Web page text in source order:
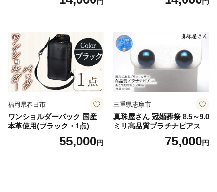
ニタリー ユニ・チャーム
ージュ3枚セット [№5716-04
福岡県春日市
ワンショルダーバック 国産
本革使用(ブラック・1点) 鞄
バック バッグ カバン レザー
国産 日本製 牛革 黒 革 革製
55,000円
三重県志摩市
真珠屋さん 冠婚葬祭 8.5～9.0
ミリ高品質プラチナピアス P
t900 志摩産アコヤ真珠 ブラ
ックパール 黒真珠75,000円